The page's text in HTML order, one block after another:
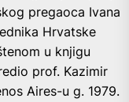
pregaoca Ivana
Hrvatske
u knjigu
prof. Kazimir
Aires-u g. 1979.